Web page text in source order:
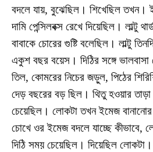
বদলে যায়, বুঝেছিল। শিখেছিল তখন।
দামি পেন্সিলবক্স রেখে দিয়েছিল। লাল্টু
বাবাকে চোরের গুষ্টি বলেছিল। লাল্টু
একুশ বছর বয়েস। দিঠির সঙ্গে
তিল, কোমরের নিচের জড়ুল, পিঠের
দেড় বছরের বড় ছিল। থিতু হওয়ার
চেয়েছিল। লোকটা তখন ইমেজ
চোখে ওর ইমেজ বদলে যাচ্ছে কীভাবে,
দিঠি সময় চেয়েছিল। দিয়েছিল